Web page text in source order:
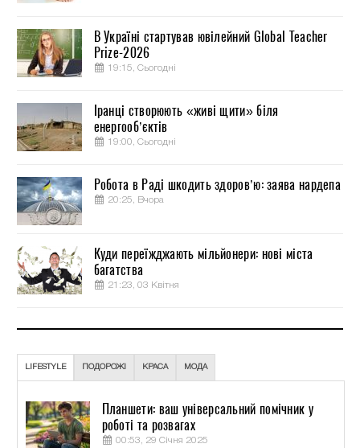
В Україні стартував ювілейний Global Teacher
Prize-2026
19:15, Сьогодні
Іранці створюють «живі щити» біля
енергооб’єктів
19:00, Сьогодні
Робота в Раді шкодить здоров’ю: заява нардепа
20:25, Вчора
Куди переїжджають мільйонери: нові міста
багатства
21:23, 03 Квітня
LIFESTYLE ПОДОРОЖІ КРАСА МОДА
Планшети: ваш універсальний помічник у
роботі та розвагах
00:53, 29 Січня 2025